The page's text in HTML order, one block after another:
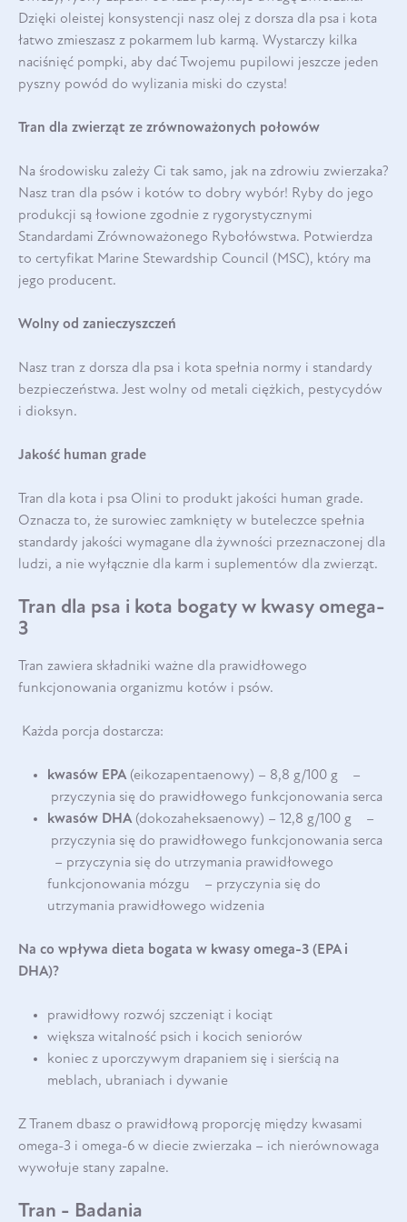
Dzięki oleistej konsystencji nasz olej z dorsza dla psa i kota
łatwo zmieszasz z pokarmem lub karmą. Wystarczy kilka
naciśnięć pompki, aby dać Twojemu pupilowi jeszcze jeden
pyszny powód do wylizania miski do czysta!
Tran dla zwierząt ze zrównoważonych połowów
Na środowisku zależy Ci tak samo, jak na zdrowiu zwierzaka?
Nasz tran dla psów i kotów to dobry wybór! Ryby do jego
produkcji są łowione zgodnie z rygorystycznymi
Standardami Zrównoważonego Rybołówstwa. Potwierdza
to certyfikat Marine Stewardship Council (MSC), który ma
jego producent.
Wolny od zanieczyszczeń
Nasz tran z dorsza dla psa i kota spełnia normy i standardy
bezpieczeństwa. Jest wolny od metali ciężkich, pestycydów
i dioksyn.
Jakość human grade
Tran dla kota i psa Olini to produkt jakości human grade.
Oznacza to, że surowiec zamknięty w buteleczce spełnia
standardy jakości wymagane dla żywności przeznaczonej dla
ludzi, a nie wyłącznie dla karm i suplementów dla zwierząt.
Tran dla psa i kota bogaty w kwasy omega-
3
Tran zawiera składniki ważne dla prawidłowego
funkcjonowania organizmu kotów i psów.
Każda porcja dostarcza:
kwasów EPA(eikozapentaenowy) – 8,8 g/100 g –
przyczynia się do prawidłowego funkcjono­wania serca
kwasów DHA(dokozaheksaenowy) – 12,8 g/100 g –
przyczynia się do prawidłowego funkcjono­wania serca
– przyczynia się do utrzymania prawidłowego
funkcjonowania mózgu – przyczynia się do
utrzymania prawidłowego widzenia
Na co wpływa dieta bogata w kwasy omega-3 (EPA i
DHA)?
prawidłowy rozwój szczeniąt i kociąt
większa witalność psich i kocich seniorów
koniec z uporczywym drapaniem się i sierścią na
meblach, ubraniach i dywanie
Z Tranem dbasz o prawidłową proporcję między kwasami
omega-3 i omega-6 w diecie zwierzaka – ich nierównowaga
wywołuje stany zapalne.
Tran - Badania